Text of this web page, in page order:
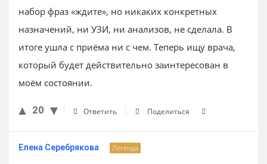
набор фраз «ждите», но никаких конкретных
назначений, ни УЗИ, ни анализов, не сделала. В
итоге ушла с приёма ни с чем. Теперь ищу врача,
который будет действительно заинтересован в
моём состоянии.
20 Ответить Поделиться
Елена Серебрякова Легенда